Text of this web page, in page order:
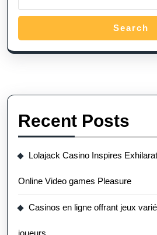
Search
Recent Posts
Lolajack Casino Inspires
Online Video games Pleasure
Casinos en ligne offrant jeux
joueurs